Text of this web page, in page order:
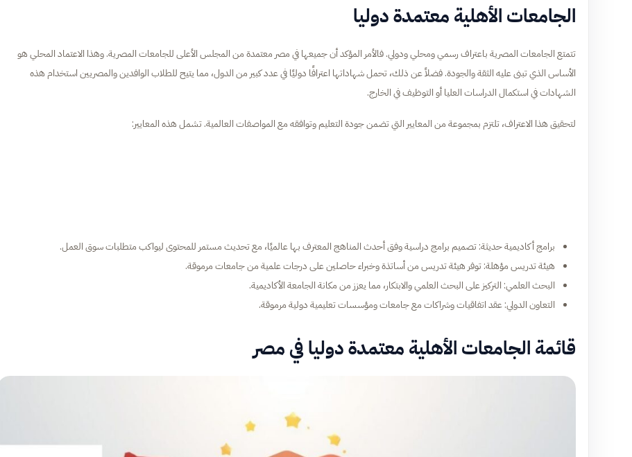
الجامعات الأهلية معتمدة دوليا
تتمتع الجامعات المصرية باعتراف رسمي ومحلي ودولي. فالأمر المؤكد أن جميعها في مصر معتمدة من المجلس الأعلى للجامعات المصرية. وهذا الاعتماد المحلي هو
الأساس الذي تبنى عليه الثقة والجودة. فضلاً عن ذلك، تحمل شهاداتها اعترافًا دوليًا في عدد كبير من الدول، مما يتيح للطلاب الوافدين والمصريين استخدام هذه
الشهادات في استكمال الدراسات العليا أو التوظيف في الخارج.
لتحقيق هذا الاعتراف، تلتزم بمجموعة من المعايير التي تضمن جودة التعليم وتوافقه مع المواصفات العالمية. تشمل هذه المعايير:
برامج أكاديمية حديثة: تصميم برامج دراسية وفق أحدث المناهج المعترف بها عالميًا، مع تحديث مستمر للمحتوى ليواكب متطلبات سوق العمل.
هيئة تدريس مؤهلة: توفر هيئة تدريس من أساتذة وخبراء حاصلين على درجات علمية من جامعات مرموقة.
البحث العلمي: التركيز على البحث العلمي والابتكار، مما يعزز من مكانة الجامعة الأكاديمية.
التعاون الدولي: عقد اتفاقيات وشراكات مع جامعات ومؤسسات تعليمية دولية مرموقة.
قائمة الجامعات الأهلية معتمدة دوليا في مصر